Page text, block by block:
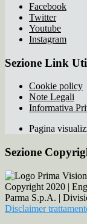
Facebook
Twitter
Youtube
Instagram
Sezione Link
Cookie policy
Note Legali
Informativa
Pagina
Sezione
Copyright 2020 |
Parma S.p.A. |
Disclaimer